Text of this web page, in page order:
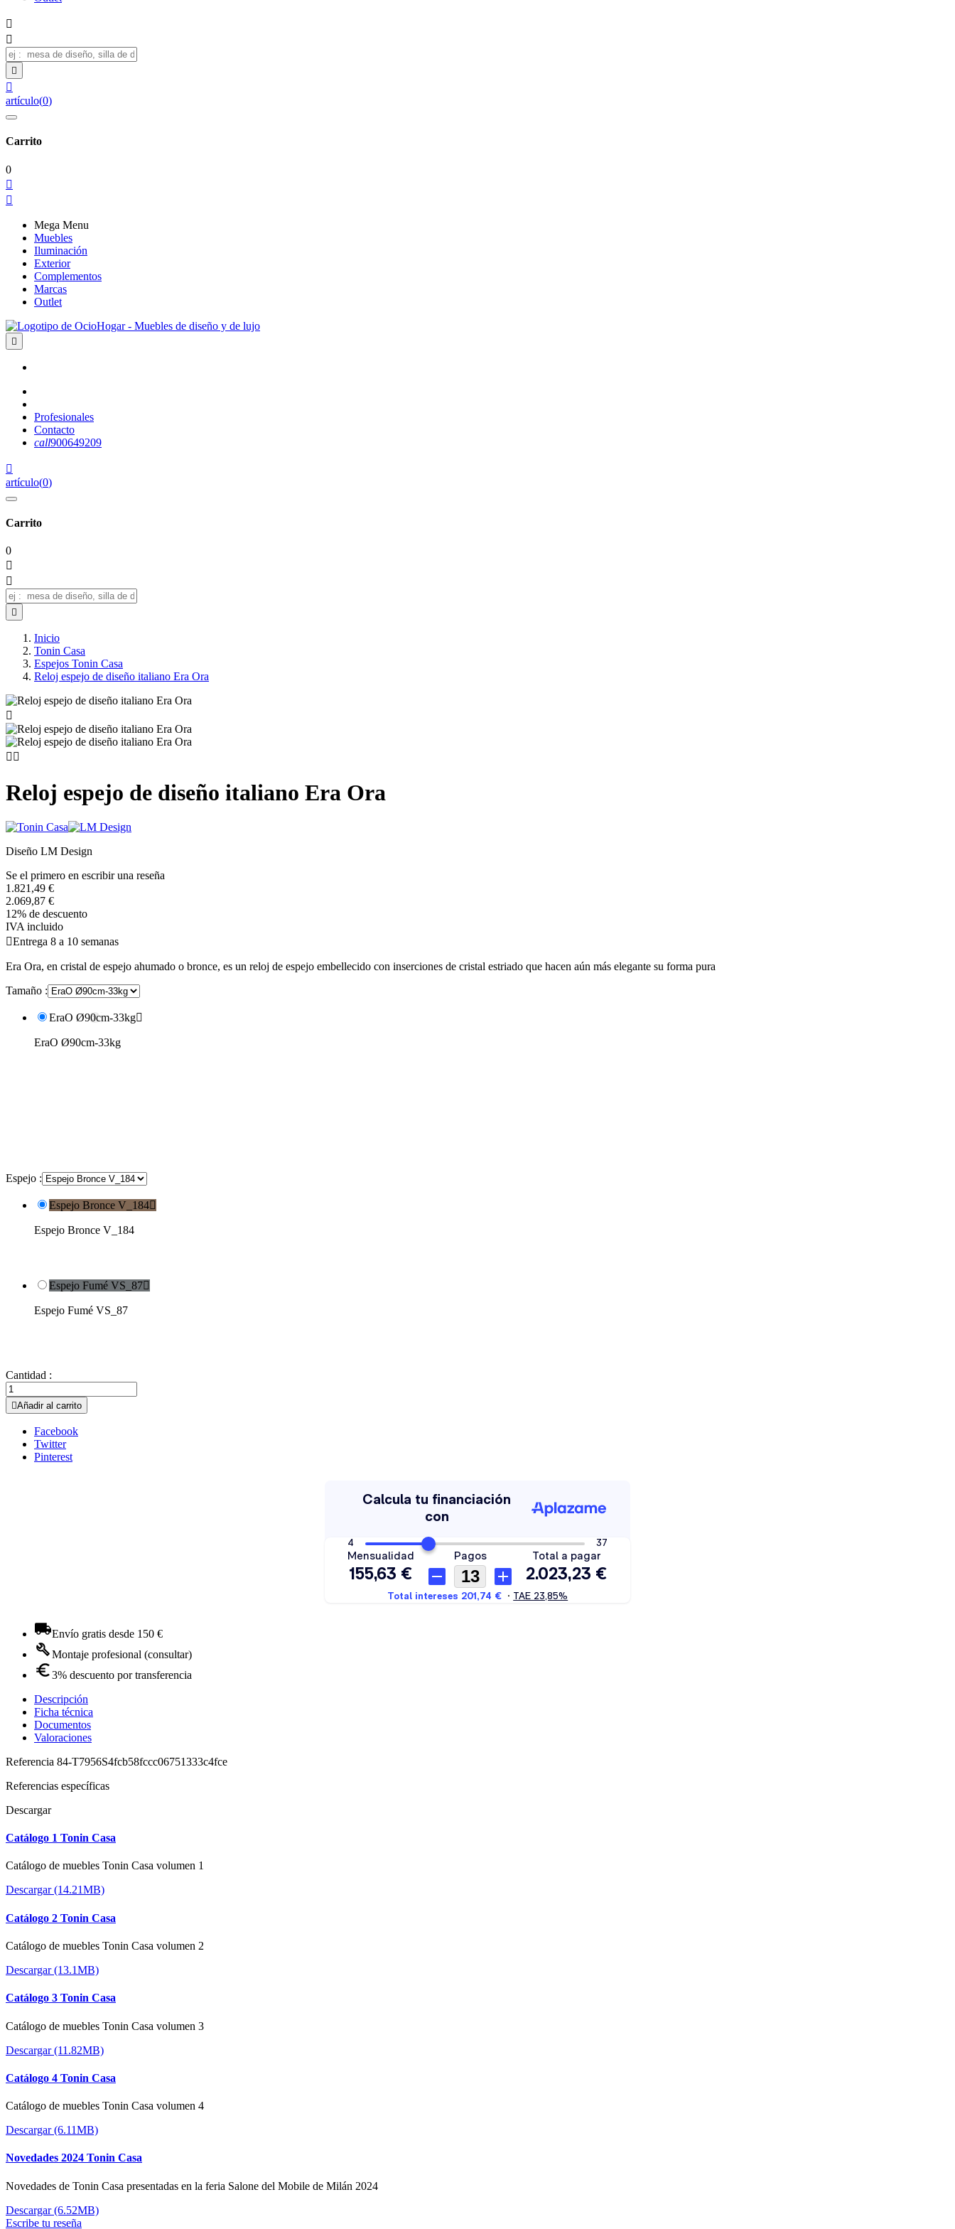




artículo(0)
Carrito
0


Mega Menu
Muebles
Iluminación
Exterior
Complementos
Marcas
Outlet

Profesionales
Contacto
call900649209

artículo(0)
Carrito
0



Inicio
Tonin Casa
Espejos Tonin Casa
Reloj espejo de diseño italiano Era Ora

 
Reloj espejo de diseño italiano Era Ora
Diseño LM Design
Se el primero en escribir una reseña
1.821,49 €
2.069,87 €
12% de descuento
IVA incluido
Entrega 8 a 10 semanas
Era Ora, en cristal de espejo ahumado o bronce, es un reloj de espejo embellecido con inserciones de cristal estriado que hacen aún más elegante su forma pura
Tamaño :
EraO Ø90cm-33kg
EraO Ø90cm-33kg
Espejo :
Espejo Bronce V_184
Espejo Bronce V_184
Espejo Fumé VS_87
Espejo Fumé VS_87
Cantidad :
Añadir al carrito
Facebook
Twitter
Pinterest
Envío gratis desde 150 €
Montaje profesional (consultar)
3% descuento por transferencia
Descripción
Ficha técnica
Documentos
Valoraciones
Referencia 84-T7956S4fcb58fccc06751333c4fce
Referencias específicas
Descargar
Catálogo 1 Tonin Casa
Catálogo de muebles Tonin Casa volumen 1
Descargar (14.21MB)
Catálogo 2 Tonin Casa
Catálogo de muebles Tonin Casa volumen 2
Descargar (13.1MB)
Catálogo 3 Tonin Casa
Catálogo de muebles Tonin Casa volumen 3
Descargar (11.82MB)
Catálogo 4 Tonin Casa
Catálogo de muebles Tonin Casa volumen 4
Descargar (6.11MB)
Novedades 2024 Tonin Casa
Novedades de Tonin Casa presentadas en la feria Salone del Mobile de Milán 2024
Descargar (6.52MB)
Escribe tu reseña